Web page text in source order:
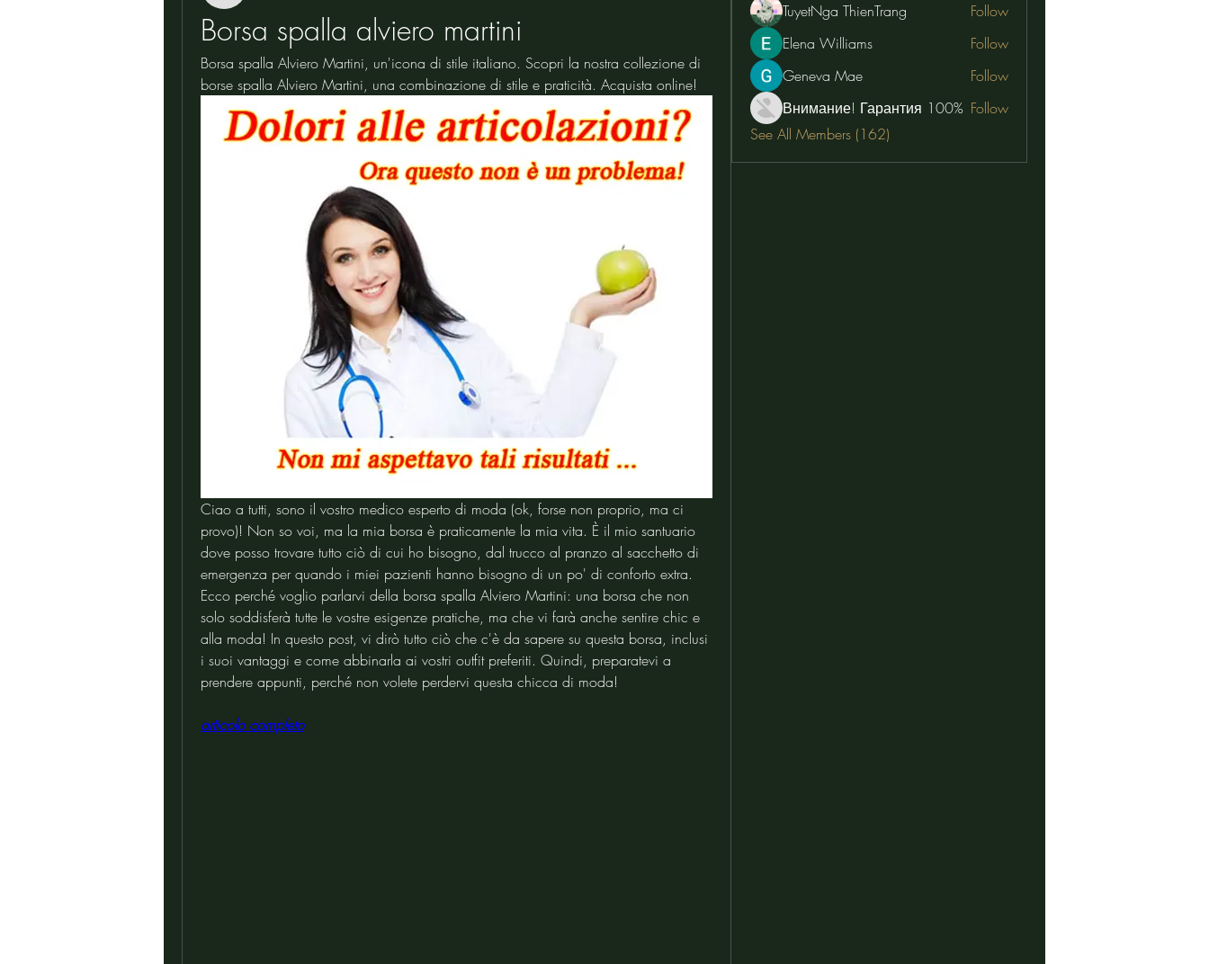
Borsa spalla alviero martini
Borsa spalla Alviero Martini, un'icona di stile italiano. Scopri la nostra collezione di
borse spalla Alviero Martini, una combinazione di stile e praticità. Acquista online!
Ciao a tutti, sono il vostro medico esperto di moda (ok, forse non proprio, ma ci
provo)! Non so voi, ma la mia borsa è praticamente la mia vita. È il mio santuario
dove posso trovare tutto ciò di cui ho bisogno, dal trucco al pranzo al sacchetto di
emergenza per quando i miei pazienti hanno bisogno di un po' di conforto extra.
Ecco perché voglio parlarvi della borsa spalla Alviero Martini: una borsa che non
solo soddisferà tutte le vostre esigenze pratiche, ma che vi farà anche sentire chic e
alla moda! In questo post, vi dirò tutto ciò che c'è da sapere su questa borsa, inclusi
i suoi vantaggi e come abbinarla ai vostri outfit preferiti. Quindi, preparatevi a
prendere appunti, perché non volete perdervi questa chicca di moda!
articolo completo
TuyetNga ThienTrang
Follow
Elena Williams
Follow
Geneva Mae
Follow
Внимание! Гарантия 100% Follow
See All Members (162)